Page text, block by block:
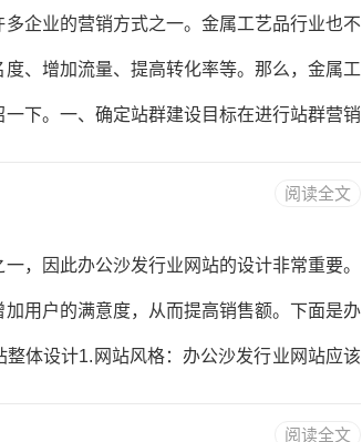
企业的营销方式之一。金属工艺品行业也不
、增加流量、提高转化率等。那么，金属工
下。一、确定站群建设目标在进行站群营销
，增加品牌曝光率，提高品牌知名度。2.增
阅读全文
，因此办公沙发行业网站的设计非常重要。
用户的满意度，从而提高销售额。下面是办
体设计1.网站风格：办公沙发行业网站应该
阅读全文